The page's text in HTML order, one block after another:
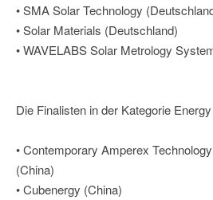
• SMA Solar Technology
• Solar Materials (Deutschland)
• WAVELABS Solar Metrology
Die Finalisten in der Kategorie
• Contemporary Amperex
(China)
• Cubenergy (China)